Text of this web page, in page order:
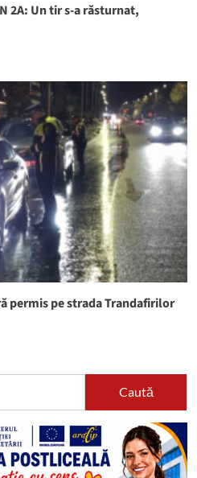
2A: Un tir s-a răsturnat,
permis pe strada Trandafirilor